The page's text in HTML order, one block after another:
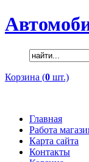
Корзина (0 шт.)
Главная
Работа
Карта сайта
Контакты